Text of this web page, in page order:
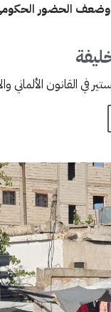
وضعف الحضور
في القانون الألماني